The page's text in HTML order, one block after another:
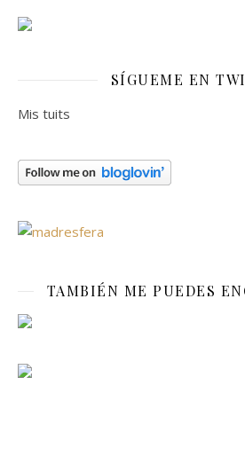
SÍGUEME EN
Mis tuits
TAMBIÉN ME PUEDES